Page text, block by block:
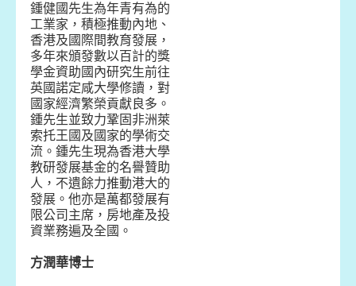
鍾健國先生為年青有為的
工業家，積極推動內地、
香港及國際間教育發展，
多年來頒發數以百計的獎
學金資助國內研究生前往
英國諾定咸大學修讀，對
國家經濟繁榮貢獻良多。
鍾先生並致力鞏固非洲萊
索托王國及國家的學術交
流。鍾先生現為香港大學
教研發展基金的名譽贊助
人，不遺餘力推動港大的
發展。他亦是萬都發展有
限公司主席，房地產及投
資業務遍及全國。
方潤華博士